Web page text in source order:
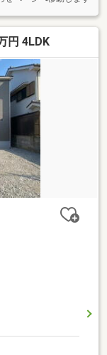
円 4LDK